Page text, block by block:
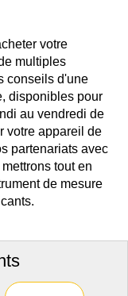
votre
multiples
conseils d'une
disponibles pour
au vendredi de
votre appareil de
partenariats avec
tout en
de mesure